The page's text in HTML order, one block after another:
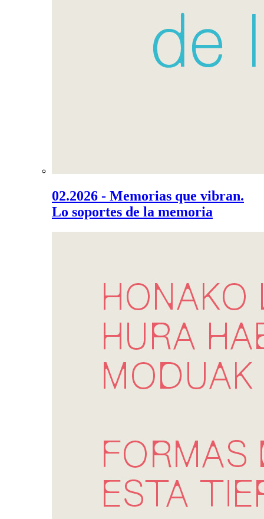
02.2026 - Memorias que vibran.
Lo soportes de la memoria